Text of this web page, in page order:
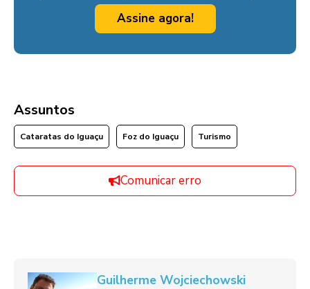
Assine agora!
Assuntos
Cataratas do Iguaçu Foz do Iguaçu Turismo
Comunicar erro
Guilherme Wojciechowski